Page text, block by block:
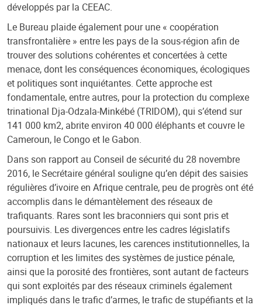
développés par la CEEAC.
Le Bureau plaide également pour une « coopération
transfrontalière » entre les pays de la sous-région afin de
trouver des solutions cohérentes et concertées à cette
menace, dont les conséquences économiques, écologiques
et politiques sont inquiétantes. Cette approche est
fondamentale, entre autres, pour la protection du complexe
trinational Dja-Odzala-Minkébé (TRIDOM), qui s’étend sur
141 000 km2, abrite environ 40 000 éléphants et couvre le
Cameroun, le Congo et le Gabon.
Dans son rapport au Conseil de sécurité du 28 novembre
2016, le Secrétaire général souligne qu’en dépit des saisies
régulières d’ivoire en Afrique centrale, peu de progrès ont été
accomplis dans le démantèlement des réseaux de
trafiquants. Rares sont les braconniers qui sont pris et
poursuivis. Les divergences entre les cadres législatifs
nationaux et leurs lacunes, les carences institutionnelles, la
corruption et les limites des systèmes de justice pénale,
ainsi que la porosité des frontières, sont autant de facteurs
qui sont exploités par des réseaux criminels également
impliqués dans le trafic d’armes, le trafic de stupéfiants et la